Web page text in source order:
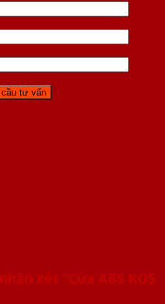
xét “Cửa ABS KOS